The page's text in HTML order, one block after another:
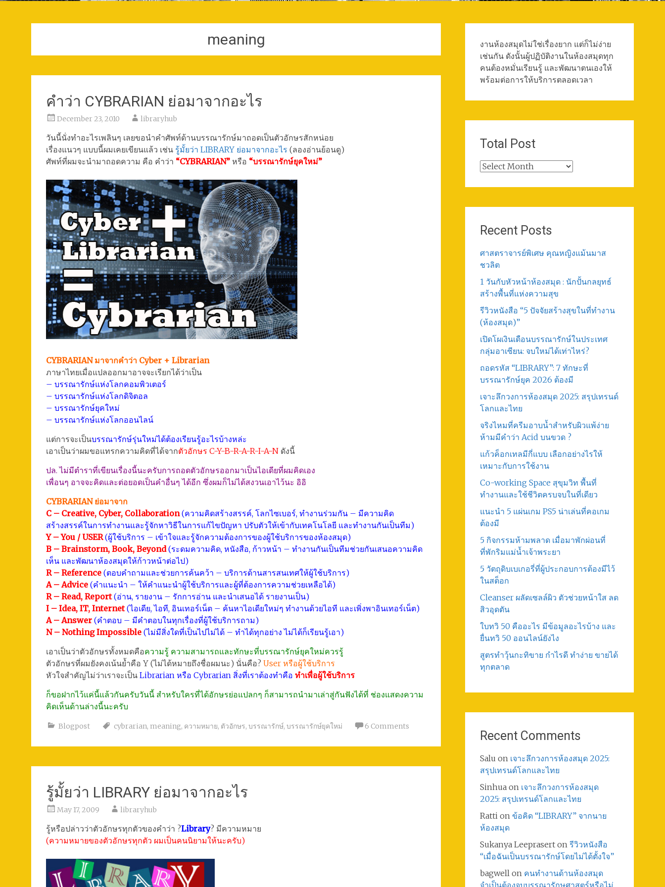
meaning
คำว่า CYBRARIAN ย่อมาจากอะไร
December 23, 2010 libraryhub
วันนี้นั่งทำอะไรเพลินๆ เลยขอนำคำศัพท์ด้านบรรณารักษ์มาถอดเป็นตัวอักษรสักหน่อย
เรื่องแนวๆ แบบนี้ผมเคยเขียนแล้ว เช่น รู้มั้ยว่า LIBRARY ย่อมาจากอะไร (ลองอ่านย้อนดู)
ศัพท์ที่ผมจะนำมาถอดความ คือ คำว่า “CYBRARIAN” หรือ “บรรณารักษ์ยุคใหม่”
CYBRARIAN มาจากคำว่า Cyber + Librarian
ภาษาไทยเมื่อแปลออกมาอาจจะเรียกได้ว่าเป็น
– บรรณารักษ์แห่งโลกคอมพิวเตอร์
– บรรณารักษ์แห่งโลกดิจิตอล
– บรรณารักษ์ยุคใหม่
– บรรณารักษ์แห่งโลกออนไลน์
แต่การจะเป็นบรรณารักษ์รุ่นใหม่ได้ต้องเรียนรู้อะไรบ้างหล่ะ
เอาเป็นว่าผมขอแทรกความคิดที่ได้จากตัวอักษร C-Y-B-R-A-R-I-A-N ดังนี้
ปล. ไม่มีตำราที่เขียนเรื่องนี้นะครับการถอดตัวอักษรออกมาเป็นไอเดียที่ผมคิดเอง
เพื่อนๆ อาจจะคิดและต่อยอดเป็นคำอื่นๆ ได้อีก ซึ่งผมก็ไม่ได้สงวนเอาไว้นะ อิอิ
CYBRARIAN ย่อมาจาก
C – Creative, Cyber, Collaboration(ความคิดสร้างสรรค์, โลกไซเบอร์, ทำงานร่วมกัน – มีความคิด
สร้างสรรค์ในการทำงานและรู้จักหาวิธีในการแก้ไขปัญหา ปรับตัวให้เข้ากับเทคโนโลยี และทำงานกันเป็นทีม)
Y – You / USER(ผู้ใช้บริการ – เข้าใจและรู้จักความต้องการของผู้ใช้บริการของห้องสมุด)
B – Brainstorm, Book, Beyond(ระดมความคิด, หนังสือ, ก้าวหน้า – ทำงานกันเป็นทีมช่วยกันเสนอความคิด
เห็น และพัฒนาห้องสมุดให้ก้าวหน้าต่อไป)
R – Reference (ตอบคำถามและช่วยการค้นคว้า – บริการด้านสารสนเทศให้ผู้ใช้บริการ)
A – Advice (คำแนะนำ – ให้คำแนะนำผู้ใช้บริการและผู้ที่ต้องการความช่วยเหลือได้)
R – Read, Report(อ่าน, รายงาน – รักการอ่าน และนำเสนอได้ รายงานเป็น)
I – Idea, IT, Internet(ไอเดีย, ไอที, อินเทอร์เน็ต – ค้นหาไอเดียใหม่ๆ ทำงานด้วยไอที และเพิ่งพาอินเทอร์เน็ต)
A – Answer (คำตอบ – มีคำตอบในทุกเรื่องที่ผู้ใช้บริการถาม)
N – Nothing Impossible (ไม่มีสิ่งใดที่เป็นไปไม่ได้ – ทำได้ทุกอย่าง ไม่ได้ก็เรียนรู้เอา)
เอาเป็นว่าตัวอักษรทั้งหมดคือความรู้ ความสามารถและทักษะที่บรรณารักษ์ยุคใหม่ควรรู้
ตัวอักษรที่ผมยังคงเน้นย้ำคือ Y (ไม่ได้หมายถึงชื่อผมนะ) นั่นคือ? User หรือผู้ใช้บริการ
หัวใจสำคัญไม่ว่าเราจะเป็น Librarian หรือ Cybrarian สิ่งที่เราต้องทำคือ ทำเพื่อผู้ใช้บริการ
ก็ขอฝากไว้แค่นี้แล้วกันครับวันนี้ สำหรับใครที่ได้อักษรย่อแปลกๆ ก็สามารถนำมาเล่าสู่กันฟังได้ที่ ช่องแสดงความ
คิดเห็นด้านล่างนี้นะครับ
Blogpost cybrarian, meaning, ความหมาย, ตัวอักษร, บรรณารักษ์, บรรณารักษ์ยุคใหม่ 6 Comments
รู้มั้ยว่า LIBRARY ย่อมาจากอะไร
May 17, 2009 libraryhub
รู้หรือปล่าวว่าตัวอักษรทุกตัวของคำว่า ?Library? มีความหมาย
(ความหมายของตัวอักษรทุกตัว ผมเป็นคนนิยามให้นะครับ)
งานห้องสมุดไม่ใช่เรื่องยาก แต่ก็ไม่ง่าย
เช่นกัน ดังนั้นผู้ปฏิบัติงานในห้องสมุดทุก
คนต้องหมั่นเรียนรู้ และพัฒนาตนเองให้
พร้อมต่อการให้บริการตลอดเวลา
Total Post
Total
Recent Posts
ศาสตราจารย์พิเศษ คุณหญิงแม้นมาส
ชวลิต
1 วันกับหัวหน้าห้องสมุด : นักปั้นกลยุทธ์
สร้างพื้นที่แห่งความสุข
รีวิวหนังสือ “5 ปัจจัยสร้างสุขในที่ทำงาน
(ห้องสมุด)”
เปิดโผเงินเดือนบรรณารักษ์ในประเทศ
กลุ่มอาเซียน: จบใหม่ได้เท่าไหร่?
ถอดรหัส “LIBRARY”: 7 ทักษะที่
บรรณารักษ์ยุค 2026 ต้องมี
เจาะลึกวงการห้องสมุด 2025: สรุปเทรนด์
โลกและไทย
จริงไหมที่ครีมอาบน้ำสำหรับผิวแพ้ง่าย
ห้ามมีคำว่า Acid บนขวด ?
แก้วค็อกเทลมีกี่แบบ เลือกอย่างไรให้
เหมาะกับการใช้งาน
Co-working Space สุขุมวิท พื้นที่
ทำงานและใช้ชีวิตครบจบในที่เดียว
แนะนำ 5 แผ่นเกม PS5 น่าเล่นที่คอเกม
ต้องมี
5 กิจกรรมห้ามพลาด เมื่อมาพักผ่อนที่
ที่พักริมแม่น้ำเจ้าพระยา
5 วัตถุดิบเบเกอรี่ที่ผู้ประกอบการต้องมีไว้
ในสต็อก
Cleanser ผลัดเซลล์ผิว ตัวช่วยหน้าใส ลด
สิวอุดตัน
ใบทวิ 50 คืออะไร มีข้อมูลอะไรบ้าง และ
ยื่นทวิ 50 ออนไลน์ยังไง
สูตรทําวุ้นกะทิขาย กำไรดี ทำง่าย ขายได้
ทุกตลาด
Recent Comments
Salu on เจาะลึกวงการห้องสมุด 2025:
สรุปเทรนด์โลกและไทย
Sinhuaon เจาะลึกวงการห้องสมุด
2025: สรุปเทรนด์โลกและไทย
Rattion ข้อคิด “LIBRARY” จากนาย
ห้องสมุด
Sukanya Leepraserton รีวิวหนังสือ
“เมื่อฉันเป็นบรรณารักษ์โดยไม่ได้ตั้งใจ”
bagwellon คนทำงานด้านห้องสมุด
จำเป็นต้องจบบรรณารักษศาสตร์หรือไม่